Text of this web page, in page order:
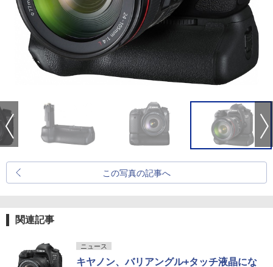
この写真の記事へ
関連記事
ニュース
キヤノン、バリアングル+タッチ液晶にな